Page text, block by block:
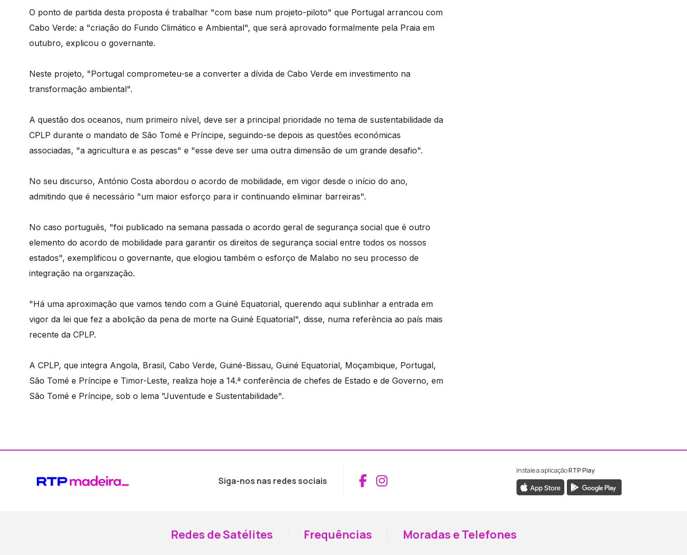
O ponto de partida desta proposta é trabalhar "com base num projeto-piloto" que Portugal arrancou com
Cabo Verde: a "criação do Fundo Climático e Ambiental", que será aprovado formalmente pela Praia em
outubro, explicou o governante.
Neste projeto, "Portugal comprometeu-se a converter a dívida de Cabo Verde em investimento na
transformação ambiental".
A questão dos oceanos, num primeiro nível, deve ser a principal prioridade no tema de sustentabilidade da
CPLP durante o mandato de São Tomé e Príncipe, seguindo-se depois as questões económicas
associadas, "a agricultura e as pescas" e "esse deve ser uma outra dimensão de um grande desafio".
No seu discurso, António Costa abordou o acordo de mobilidade, em vigor desde o início do ano,
admitindo que é necessário "um maior esforço para ir continuando eliminar barreiras".
No caso português, "foi publicado na semana passada o acordo geral de segurança social que é outro
elemento do acordo de mobilidade para garantir os direitos de segurança social entre todos os nossos
estados", exemplificou o governante, que elogiou também o esforço de Malabo no seu processo de
integração na organização.
"Há uma aproximação que vamos tendo com a Guiné Equatorial, querendo aqui sublinhar a entrada em
vigor da lei que fez a abolição da pena de morte na Guiné Equatorial", disse, numa referência ao país mais
recente da CPLP.
A CPLP, que integra Angola, Brasil, Cabo Verde, Guiné-Bissau, Guiné Equatorial, Moçambique, Portugal,
São Tomé e Príncipe e Timor-Leste, realiza hoje a 14.ª conferência de chefes de Estado e de Governo, em
São Tomé e Príncipe, sob o lema "Juventude e Sustentabilidade".
Siga-nos nas redes sociais Aceder ao Facebook da RTP Madeira
Aceder ao Instagram da RTP Madeira
Instale a aplicaçãoRTP Play
Redes de Satélites Frequências Moradas e Telefones